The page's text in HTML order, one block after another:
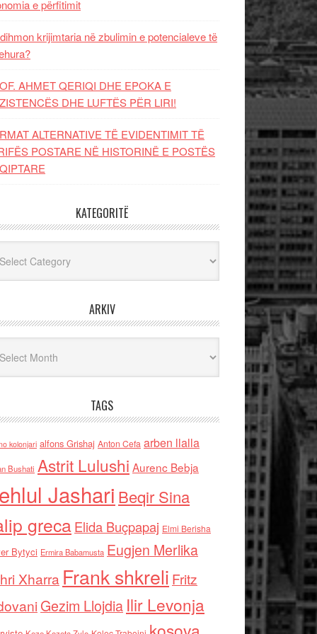
e përfitimit
krijimtaria në zbulimin e potencialeve të
AHMET QERIQI DHE EPOKA E
DHE LUFTЁS PЁR LIRI!
ALTERNATIVE TË EVIDENTIMIT TË
POSTARE NË HISTORINË E POSTËS
KATEGORITË
ARKIV
TAGS
kolonjari alfons Grishaj Anton Cefa arben llalla
Bushati Astrit Lulushi Aurenc Bebja
Jashari Beqir Sina
grecaElida Buçpapaj Elmi Berisha
Bytyci Ermira Babamusta Eugjen Merlika
Xharra Frank shkreli Fritz
Gezim Llojdia Ilir Levonja